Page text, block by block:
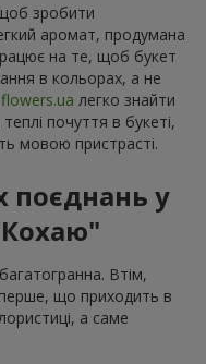
зробити
аромат, продумана
на те, щоб букет
в кольорах, а не
flowers.ua легко знайти
почуття в букеті,
мовою пристрасті.
поєднань у
Втім,
що приходить в
а саме